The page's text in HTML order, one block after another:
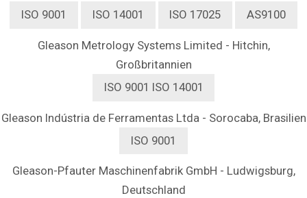
ISO 9001
ISO 14001 ISO 17025 AS9100
Gleason Metrology Systems Limited - Hitchin,
Großbritannien
ISO 9001 ISO 14001
Gleason Indústria de Ferramentas Ltda - Sorocaba, Brasilien
ISO 9001
Gleason-Pfauter Maschinenfabrik GmbH - Ludwigsburg,
Deutschland